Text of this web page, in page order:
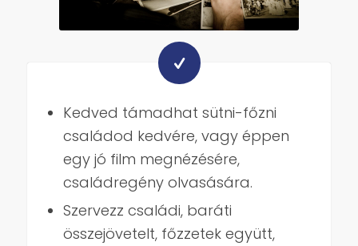
Kedved támadhat sütni-főzni
családod kedvére, vagy éppen
egy jó film megnézésére,
családregény olvasására.
Szervezz családi, baráti
összejövetelt, főzzetek együtt,